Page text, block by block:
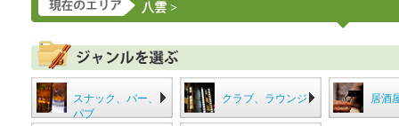
八雲 >
スナック、バー、
パブ
クラブ、ラウンジ 居酒